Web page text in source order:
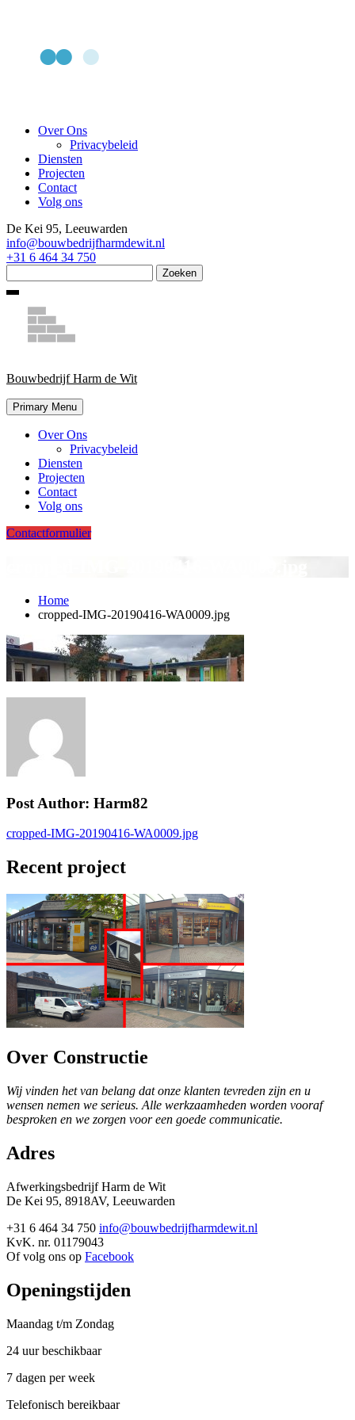
Skip
content
Over Ons
Privacybeleid
Diensten
Projecten
Contact
Volg ons
De Kei 95, Leeuwarden
info@bouwbedrijfharmdewit.nl
+31 6 464 34 750
naar:
Bouwbedrijf Harm de Wit
Primary Menu
Over Ons
Privacybeleid
Diensten
Projecten
Contact
Volg ons
Contactformulier
Home
cropped-IMG-20190416-WA0009.jpg
Post Author: Harm82
Bericht
navigatie
Previous
cropped-IMG-20190416-WA0009.jpg
Recent project
Over Constructie
Wij vinden het van belang dat onze klanten tevreden zijn en u
wensen nemen we serieus. Alle werkzaamheden worden vooraf
besproken en we zorgen voor een goede communicatie.
Adres
Afwerkingsbedrijf Harm de Wit
De Kei 95, 8918AV, Leeuwarden
+31 6 464 34 750 info@bouwbedrijfharmdewit.nl
KvK. nr. 01179043
Of volg ons op Facebook
Openingstijden
Maandag t/m Zondag
24 uur beschikbaar
7 dagen per week
Telefonisch bereikbaar